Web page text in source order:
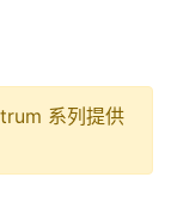
系列提供